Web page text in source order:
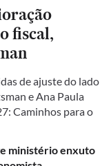
fiscal,
de ajuste do lado
e Ana Paula
Caminhos para o
ministério enxuto